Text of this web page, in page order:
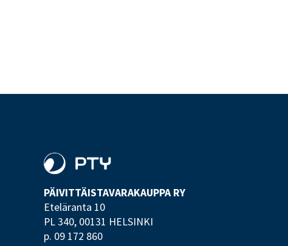
PÄIVITTÄISTAVARA­KAUPPA RY
Eteläranta 10
PL 340, 00131 HELSINKI
p. 09 172 860